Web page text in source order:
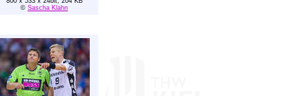
© Sascha Klahn